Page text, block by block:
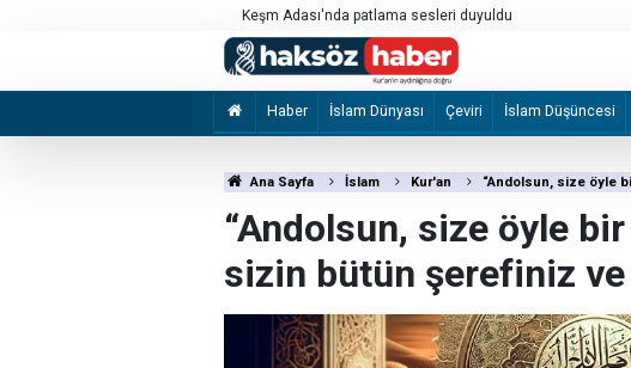
İzmir Büyükşehir Belediyesine yönelik "ihaleye fesat
2 şüpheli tutuklandı
Haber İslam Dünyası Çeviri İslam Düşüncesi
Ana Sayfa İslam Kur'an “Andolsun, size öyle
“Andolsun, size öyle
sizin bütün şerefiniz ve